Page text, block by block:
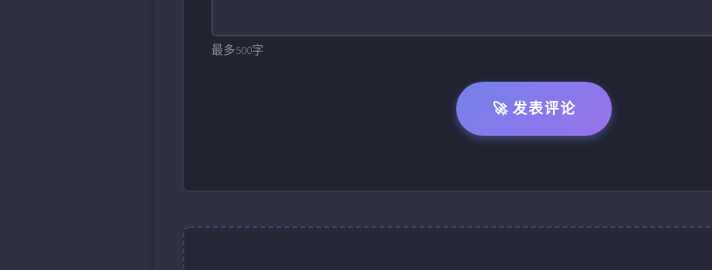
最多500字
🚀 发表评论